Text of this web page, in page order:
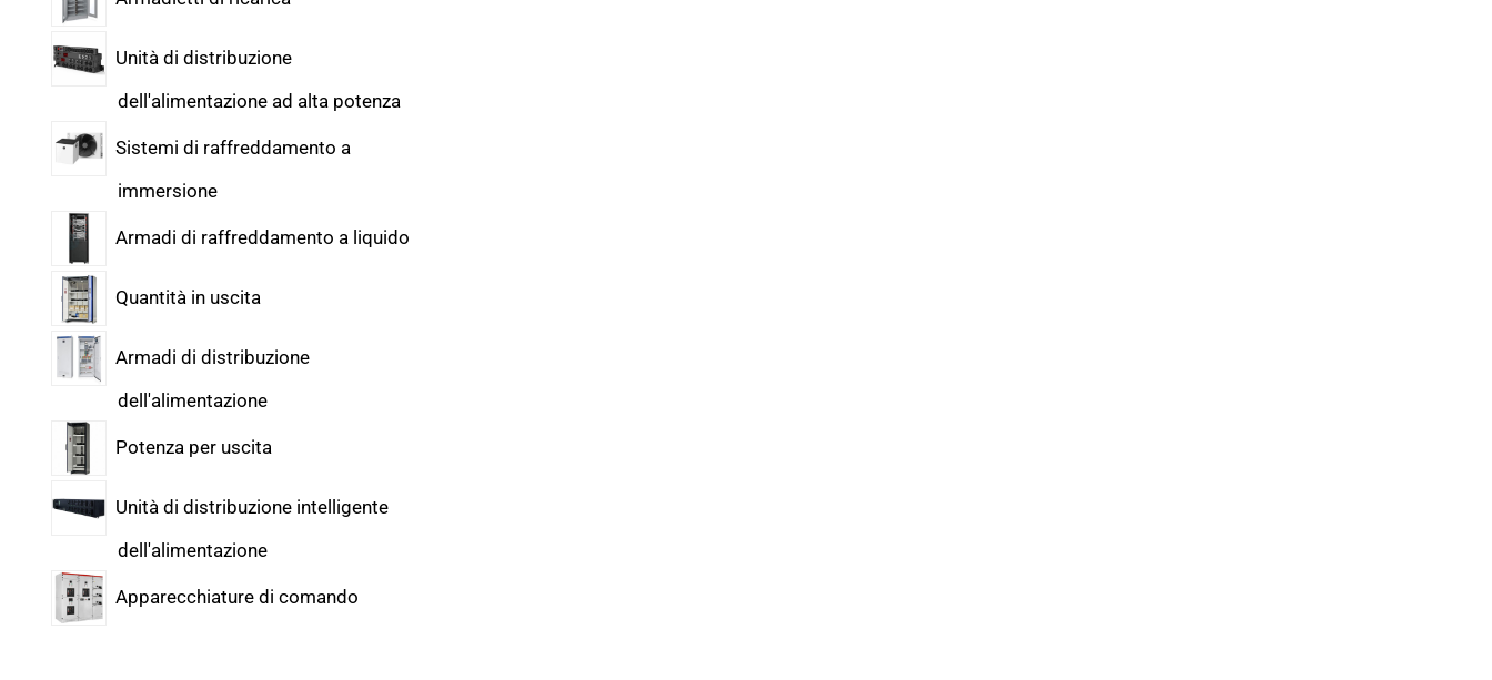
Unità di distribuzione
dell'alimentazione ad alta potenza
Sistemi di raffreddamento a
immersione
Armadi di raffreddamento a liquido
Quantità in uscita
Armadi di distribuzione
dell'alimentazione
Potenza per uscita
Unità di distribuzione intelligente
dell'alimentazione
Apparecchiature di comando